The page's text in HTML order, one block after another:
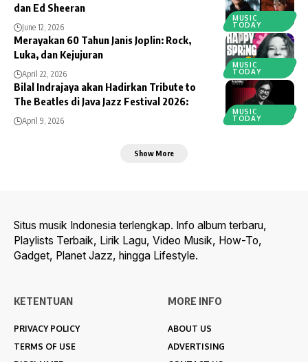
MUSIC
TODAY
dan Ed Sheeran
June 12, 2026
MUSIC
TODAY
Merayakan 60 Tahun Janis Joplin: Rock,
Luka, dan Kejujuran
April 22, 2026
MUSIC
TODAY
Bilal Indrajaya akan Hadirkan Tribute to
The Beatles di Java Jazz Festival 2026:
April 9, 2026
Show More
Situs musik Indonesia terlengkap. Info album terbaru,
Playlists Terbaik, Lirik Lagu, Video Musik, How-To,
Gadget, Planet Jazz, hingga Lifestyle.
KETENTUAN
PRIVACY POLICY
TERMS OF USE
MORE INFO
ABOUT US
ADVERTISING